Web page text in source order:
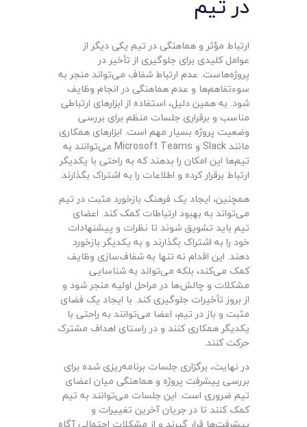
ارتباط مؤثر و هماهنگی در تیم یکی دیگر از
عوامل کلیدی برای جلوگیری از تأخیر در
پروژه‌هاست. عدم ارتباط شفاف می‌تواند منجر به
سوءتفاهم‌ها و عدم هماهنگی در انجام وظایف
شود. به همین دلیل، استفاده از ابزارهای ارتباطی
مناسب و برقراری جلسات منظم برای بررسی
وضعیت پروژه بسیار مهم است. ابزارهای همکاری
مانند Slack و Microsoft Teams می‌توانند به
تیم‌ها این امکان را بدهند که به راحتی با یکدیگر
ارتباط برقرار کرده و اطلاعات را به اشتراک بگذارند.
همچنین، ایجاد یک فرهنگ بازخورد مثبت در تیم
می‌تواند به بهبود ارتباطات کمک کند. اعضای
تیم باید تشویق شوند تا نظرات و پیشنهادات
خود را به اشتراک بگذارند و به یکدیگر بازخورد
دهند. این اقدام نه تنها به شفاف‌سازی وظایف
کمک می‌کند، بلکه می‌تواند به شناسایی
مشکلات و چالش‌ها در مراحل اولیه منجر شود و
از بروز تأخیرات جلوگیری کند. با ایجاد یک فضای
مثبت و باز در تیم، اعضا می‌توانند به راحتی با
یکدیگر همکاری کنند و در راستای اهداف مشترک
حرکت کنند.
در نهایت، برگزاری جلسات برنامه‌ریزی شده برای
بررسی پیشرفت پروژه و هماهنگی میان اعضای
تیم ضروری است. این جلسات می‌توانند به تیم
کمک کنند تا در جریان آخرین تغییرات و